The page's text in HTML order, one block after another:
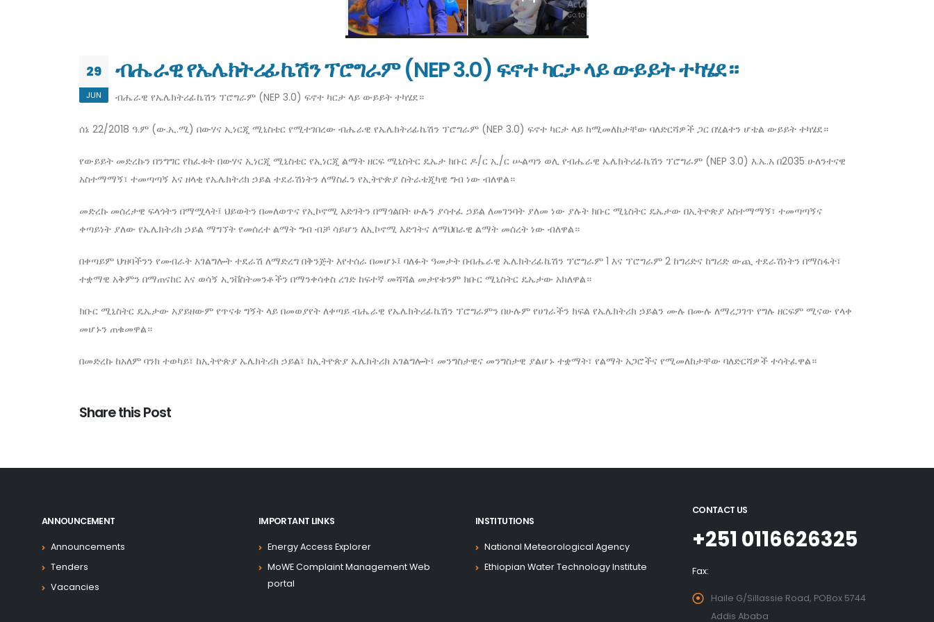
29
JUN
ብሔራዊ የኤሌክትሪፊኬሽን ፕሮግራም (NEP 3.0) ፍኖተ ካርታ ላይ ውይይት ተካሄደ።
ብሔራዊ የኤሌክትሪፊኬሽን ፕሮግራም (NEP 3.0) ፍኖተ ካርታ ላይ ውይይት ተካሄደ።
ሰኔ 22/2018 ዓ.ም (ው.ኢ.ሚ) በውሃና ኢነርጂ ሚኒስቴር የሚተገበረው ብሔራዊ የኤሌክትሪፊኬሽን ፕሮግራም (NEP 3.0) ፍኖተ ካርታ ላይ ከሚመለከታቸው ባለድርሻዎች ጋር በሂልተን ሆቴል ውይይት ተካሄደ።
የውይይት መድረኩን በንግግር የከፈቱት በውሃና ኢነርጂ ሚኒስቴር የኢነርጂ ልማት ዘርፍ ሚኒስትር ዴኤታ ክቡር ዶ/ር ኢ/ር ሡልጣን ወሊ የብሔራዊ ኤሌክትሪፊኬሽን ፕሮግራም (NEP 3.0) እ.ኤ.አ በ2035 ሁለንተናዊ
አስተማማኝ፣ ተመጣጣኝ እና ዘላቂ የኤሌክትሪክ ኃይል ተደራሽነትን ለማስፈን የኢትዮጵያ ስትራቴጂካዊ ግብ ነው ብለዋል።
መድረኩ መሰረታዊ ፍላጎትን በማሟላት፤ ህይወትን በመለወጥና የኢኮኖሚ እድገትን በማጎልበት ሁሉን ያሳተፈ ኃይል ለመገንባት ያለመ ነው ያሉት ክቡር ሚኒስትር ዴኤታው በኢትዮጵያ አስተማማኝ፣ ተመጣጣኝና
ቀጣይነት ያለው የኤሌክትሪክ ኃይል ማግኘት የመሰረተ ልማት ግብ ብቻ ሳይሆን ለኢኮኖሚ እድገትና ለማህበራዊ ልማት መሰረት ነው ብለዋል።
በቀጣይም ህዝባችንን የመብራት አገልግሎት ተደራሽ ለማድረግ በቅንጅት እየተሰራ በመሆኑ፤ ባለፉት ዓመታት በብሔራዊ ኤሌክትሪፊኬሽን ፕሮግራም 1 እና ፕሮግራም 2 ከግሪድና ከግሪድ ውጪ ተደራሽነትን በማስፋት፣
ተቋማዊ አቅምን በማጠናከር እና ወሳኝ ኢንቨስትመንቶችን በማንቀሳቀስ ረገድ ከፍተኛ መሻሻል መታየቱንም ክቡር ሚኒስትር ዴኤታው አክለዋል።
ክቡር ሚኒስትር ዴኤታው አያይዘውም የጥናቱ ግኝት ላይ በመወያየት ለቀጣይ ብሔራዊ የኤሌክትሪፊኬሽን ፕሮግራምን በሁሉም የሀገራችን ክፍል የኤሌክትሪክ ኃይልን ሙሉ በሙሉ ለማረጋገጥ የግሉ ዘርፍም ሚናው የላቀ
መሆኑን ጠቁመዋል።
በመድረኩ ከአለም ባንክ ተወካይ፣ ከኢትዮጵያ ኤሌክትሪክ ኃይል፣ ከኢትዮጵያ ኤሌክትሪክ አገልግሎት፣ መንግስታዊና መንግስታዊ ያልሆኑ ተቋማት፣ የልማት አጋሮችና የሚመለከታቸው ባለድርሻዎች ተሳትፈዋል።
Share this Post
ANNOUNCEMENT
Announcements
Tenders
Vacancies
IMPORTANT LINKS
Energy Access Explorer
MoWE Complaint Management Web
portal
INSTITUTIONS
National Meteorological Agency
Ethiopian Water Technology Institute
CONTACT US
+251 0116626325
Fax:
Haile G/Sillassie Road, POBox 5744
Addis Ababa